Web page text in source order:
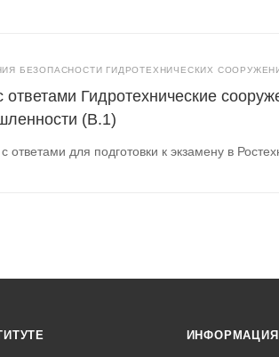
БЕЗОПАСНОСТИ ГИДРОТЕХНИЧЕСКИХ
ответами Гидротехнические
(В.1)
ответами для подготовки к экзамену в
ИНФОРМАЦИЯ